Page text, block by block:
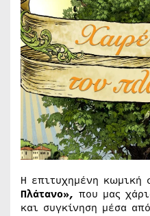
Η επιτυχημένη κωμική
Πλάτανο», που μας
και συγκίνηση μέσα